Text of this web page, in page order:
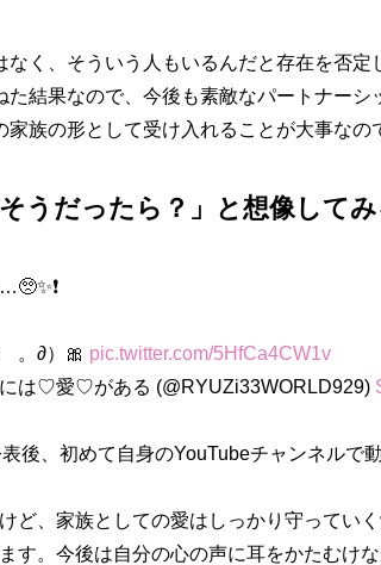
く、そういう人もいるんだと存在を否定
結果なので、今後も素敵なパートナーシ
族の形として受け入れることが大事なの
うだったら？」と想像してみ
。∂）🎀 pic.twitter.com/5HfCa4CW1v
は♡愛♡がある (@RYUZi33WORLD929)
後、初めて自身のYouTubeチャンネルで動
ど、家族としての愛はしっかり守ってい
す。今後は自分の心の声に耳をかたむけ